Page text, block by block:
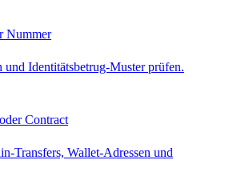
Nummer
Identitätsbetrug-Muster prüfen.
Contract
Transfers, Wallet-Adressen und